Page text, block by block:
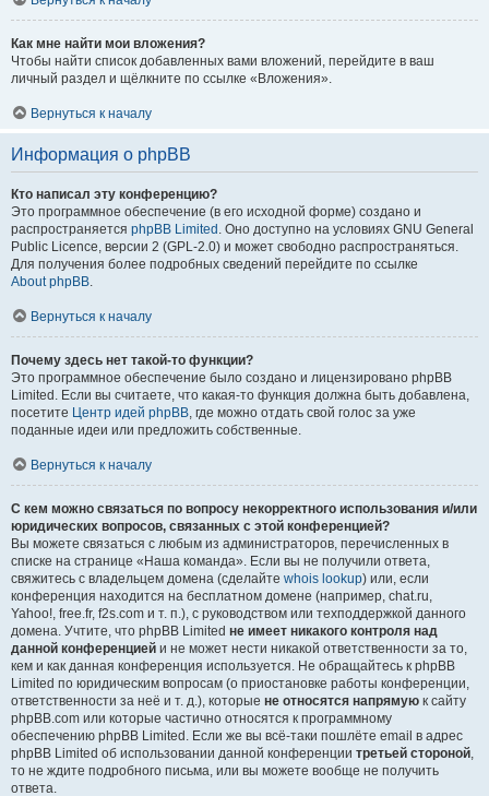
Как мне найти мои вложения?
Чтобы найти список добавленных вами вложений, перейдите в ваш
личный раздел и щёлкните по ссылке «Вложения».
Вернуться к началу
Информация о phpBB
Кто написал эту конференцию?
Это программное обеспечение (в его исходной форме) создано и
распространяется phpBB Limited . Оно доступно на условиях GNU General
Public Licence, версии 2 (GPL-2.0) и может свободно распространяться.
Для получения более подробных сведений перейдите по ссылке
About phpBB.
Вернуться к началу
Почему здесь нет такой-то функции?
Это программное обеспечение было создано и лицензировано phpBB
Limited. Если вы считаете, что какая-то функция должна быть добавлена,
посетите Центр идей phpBB, где можно отдать свой голос за уже
поданные идеи или предложить собственные.
Вернуться к началу
С кем можно связаться по вопросу некорректного использования и/или
юридических вопросов, связанных с этой конференцией?
Вы можете связаться с любым из администраторов, перечисленных в
списке на странице «Наша команда». Если вы не получили ответа,
свяжитесь с владельцем домена (сделайте whois lookup) или, если
конференция находится на бесплатном домене (например, chat.ru,
Yahoo!, free.fr, f2s.com и т. п.), с руководством или техподдержкой данного
домена. Учтите, что phpBB Limited не имеет никакого контроля над
данной конференцией и не может нести никакой ответственности за то,
кем и как данная конференция используется. Не обращайтесь к phpBB
Limited по юридическим вопросам (о приостановке работы конференции,
ответственности за неё и т. д.), которые не относятся напрямую к сайту
phpBB.com или которые частично относятся к программному
обеспечению phpBB Limited. Если же вы всё-таки пошлёте email в адрес
phpBB Limited об использовании данной конференции третьей стороной,
то не ждите подробного письма, или вы можете вообще не получить
ответа.